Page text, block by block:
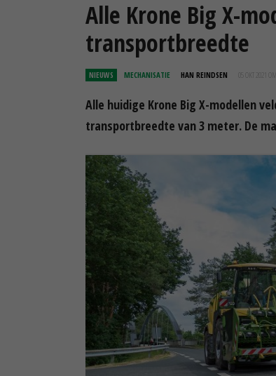
Alle Krone Big X-
transportbreedte
NIEUWS MECHANISATIE HAN REINDSEN 05 OKT 2021
Alle huidige Krone Big X-modellen
transportbreedte van 3 meter. De